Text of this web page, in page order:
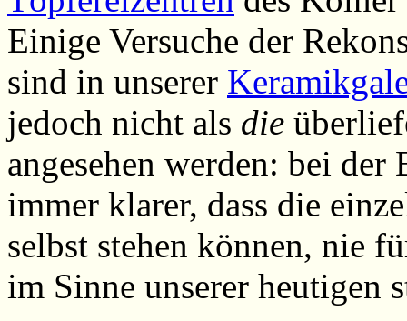
Einige Versuche der
sind in unserer
jedoch nicht als die
angesehen werden: bei der
immer klarer, dass die
selbst stehen können, nie
im Sinne unserer heutigen